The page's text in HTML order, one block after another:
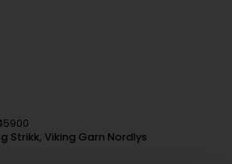
Strikk, Viking Garn Nordlys